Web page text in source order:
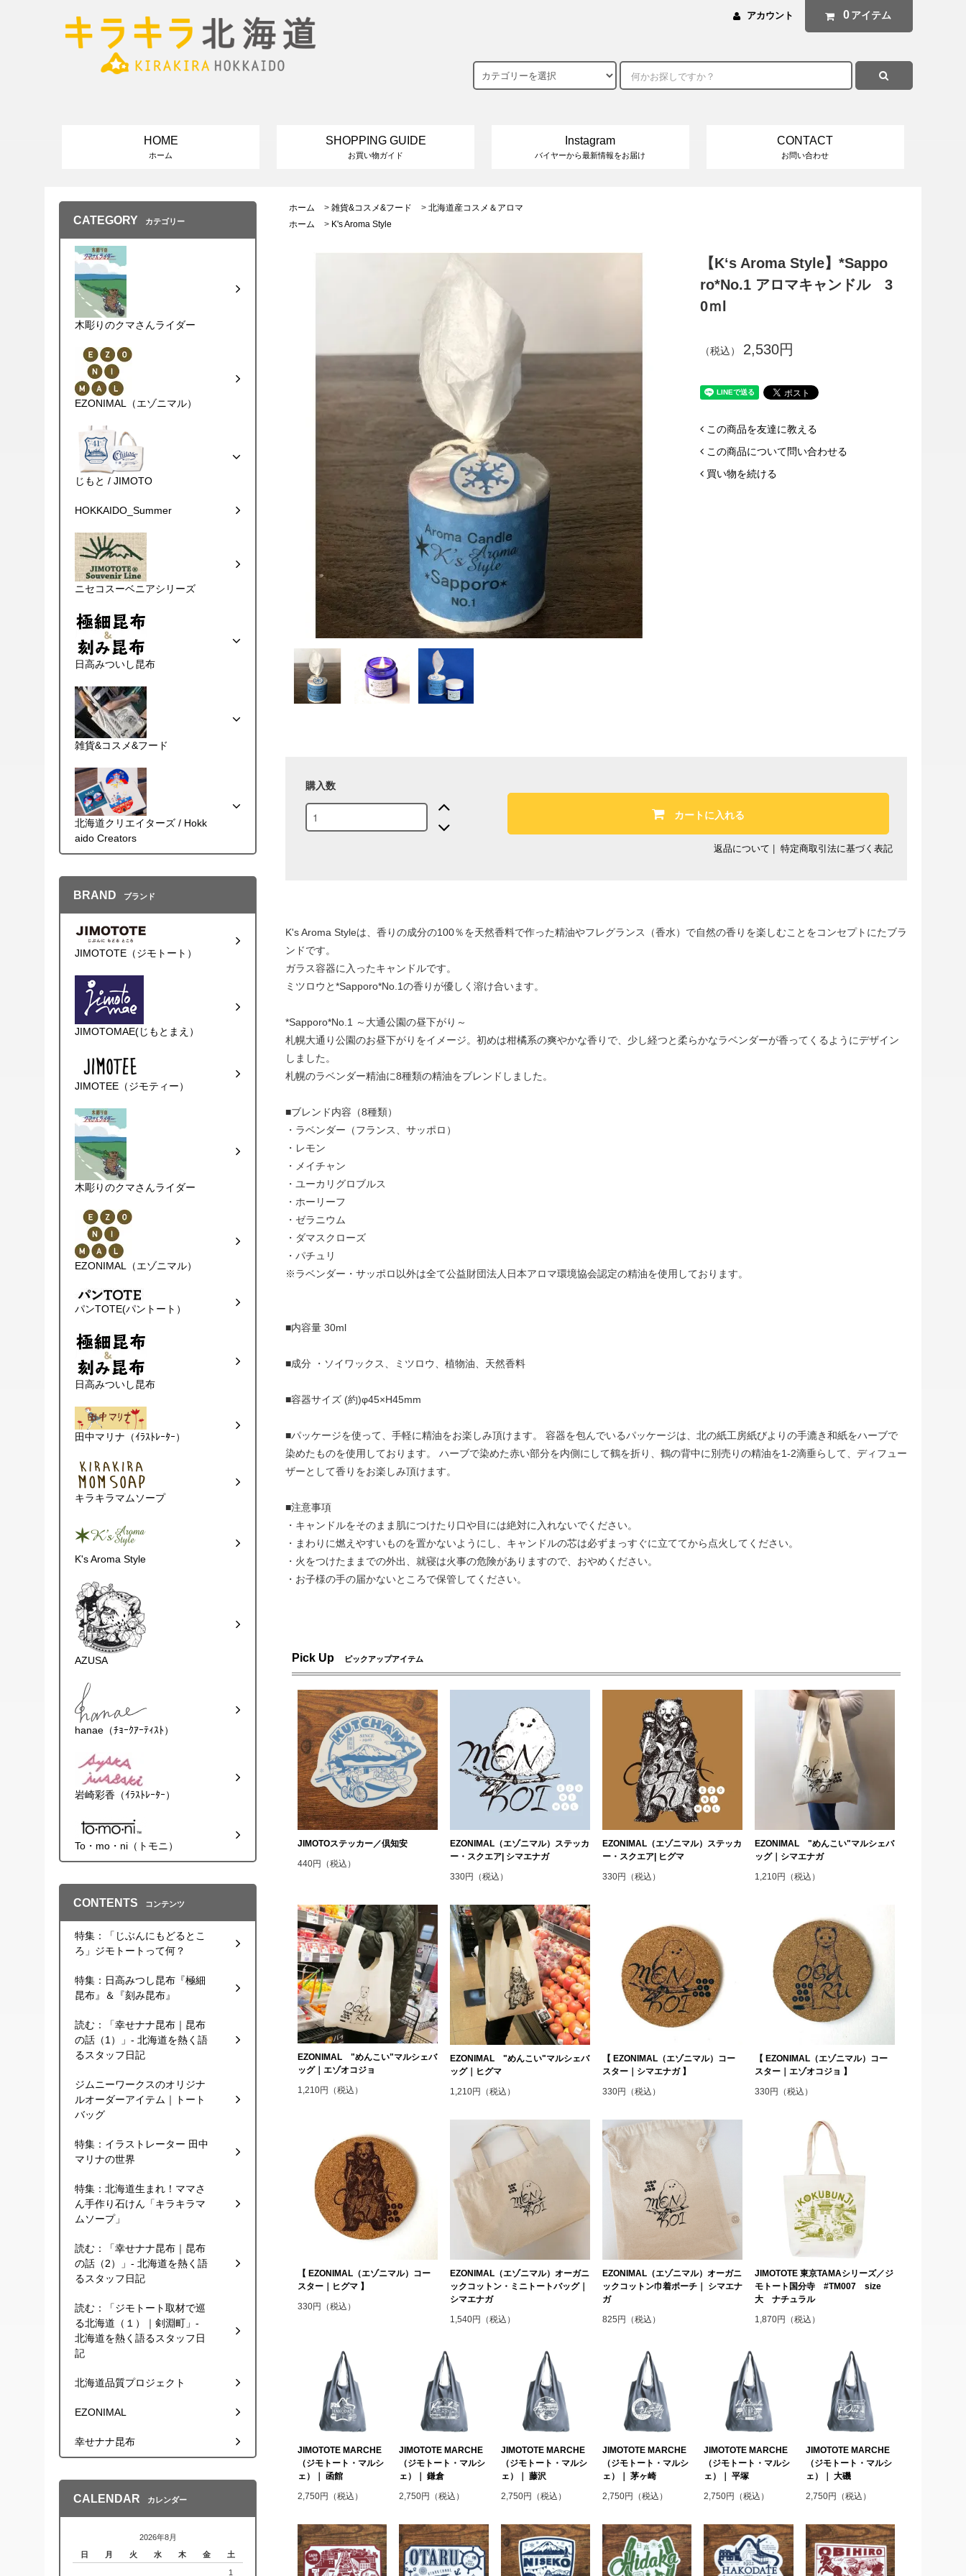
アカウント 0 アイテム
HOME
ホーム
SHOPPING GUIDE
お買い物ガイド
Instagram
バイヤーから最新情報をお届け
CONTACT
お問い合わせ
ホーム > 雑貨&コスメ&フード > 北海道産コスメ＆アロマ
ホーム
> K's Aroma Style
【K‘s Aroma Style】*Sappo
ro*No.1 アロマキャンドル 3
0ｍl
（税込） 2,530円
この商品を友達に教える
この商品について問い合わせる
買い物を続ける
購入数
カートに入れる
返品について | 特定商取引法に基づく表記
K's Aroma Styleは、香りの成分の100％を天然香料で作った精油やフレグランス（香水）で自然の香りを楽しむことをコンセプトにたブラ
ンドです。
ガラス容器に入ったキャンドルです。
ミツロウと*Sapporo*No.1の香りが優しく溶け合います。
*Sapporo*No.1 ～大通公園の昼下がり～
札幌大通り公園のお昼下がりをイメージ。初めは柑橘系の爽やかな香りで、少し経つと柔らかなラベンダーが香ってくるようにデザイン
しました。
札幌のラベンダー精油に8種類の精油をブレンドしました。
■ブレンド内容（8種類）
・ラベンダー（フランス、サッポロ）
・レモン
・メイチャン
・ユーカリグロブルス
・ホーリーフ
・ゼラニウム
・ダマスクローズ
・パチュリ
※ラベンダー・サッポロ以外は全て公益財団法人日本アロマ環境協会認定の精油を使用しております。
■内容量 30ml
■成分 ・ソイワックス、ミツロウ、植物油、天然香料
■容器サイズ (約)φ45×H45mm
■パッケージを使って、手軽に精油をお楽しみ頂けます。 容器を包んでいるパッケージは、北の紙工房紙びよりの手漉き和紙をハーブで
染めたものを使用しております。 ハーブで染めた赤い部分を内側にして鶴を折り、鶴の背中に別売りの精油を1-2滴垂らして、ディフュー
ザーとして香りをお楽しみ頂けます。
■注意事項
・キャンドルをそのまま肌につけたり口や目には絶対に入れないでください。
・まわりに燃えやすいものを置かないようにし、キャンドルの芯は必ずまっすぐに立ててから点火してください。
・火をつけたままでの外出、就寝は火事の危険がありますので、おやめください。
・お子様の手の届かないところで保管してください。
Pick Up ピックアップアイテム
JIMOTOステッカー／倶知安
440円（税込）
EZONIMAL（エゾニマル）ステッカ
ー・スクエア| シマエナガ
330円（税込）
EZONIMAL（エゾニマル）ステッカ
ー・スクエア| ヒグマ
330円（税込）
EZONIMAL "めんこい"マルシェバ
ッグ｜シマエナガ
1,210円（税込）
EZONIMAL "めんこい"マルシェバ
ッグ｜エゾオコジョ
1,210円（税込）
EZONIMAL "めんこい"マルシェバ
ッグ｜ヒグマ
1,210円（税込）
【 EZONIMAL（エゾニマル）コー
スター｜シマエナガ 】
330円（税込）
【 EZONIMAL（エゾニマル）コー
スター｜エゾオコジョ 】
330円（税込）
【 EZONIMAL（エゾニマル）コー
スター｜ヒグマ 】
330円（税込）
EZONIMAL（エゾニマル）オーガニ
ックコットン・ミニトートバッグ｜
シマエナガ
1,540円（税込）
EZONIMAL（エゾニマル）オーガニ
ックコットン巾着ポーチ｜ シマエナ
ガ
825円（税込）
JIMOTOTE 東京TAMAシリーズ／ジ
モトート国分寺 #TM007 size
大 ナチュラル
1,870円（税込）
JIMOTOTE MARCHE
（ジモトート・マルシ
ェ）｜ 函館
2,750円（税込）
JIMOTOTE MARCHE
（ジモトート・マルシ
ェ）｜ 鎌倉
2,750円（税込）
JIMOTOTE MARCHE
（ジモトート・マルシ
ェ）｜ 藤沢
2,750円（税込）
JIMOTOTE MARCHE
（ジモトート・マルシ
ェ）｜ 茅ヶ崎
2,750円（税込）
JIMOTOTE MARCHE
（ジモトート・マルシ
ェ）｜ 平塚
2,750円（税込）
JIMOTOTE MARCHE
（ジモトート・マルシ
ェ）｜ 大磯
2,750円（税込）
CATEGORY カテゴリー
木彫りのクマさんライダー
EZONIMAL（エゾニマル）
じもと / JIMOTO
HOKKAIDO_Summer
ニセコスーベニアシリーズ
日高みついし昆布
雑貨&コスメ&フード
北海道クリエイターズ / Hokk
aido Creators
BRAND ブランド
JIMOTOTE（ジモトート）
JIMOTOMAE(じもとまえ）
JIMOTEE（ジモティー）
木彫りのクマさんライダー
EZONIMAL（エゾニマル）
パンTOTE(パントート）
日高みついし昆布
田中マリナ（ｲﾗｽﾄﾚｰﾀｰ）
キラキラマムソープ
K's Aroma Style
AZUSA
hanae（ﾁｮｰｸｱｰﾃｨｽﾄ）
岩崎彩香（ｲﾗｽﾄﾚｰﾀｰ）
To・mo・ni（トモニ）
CONTENTS コンテンツ
特集：「じぶんにもどるとこ
ろ」ジモトートって何？
特集：日高みつし昆布『極細
昆布』＆『刻み昆布』
読む：「幸せナナ昆布｜昆布
の話（1）」- 北海道を熱く語
るスタッフ日記
ジムニーワークスのオリジナ
ルオーダーアイテム｜トート
バッグ
特集：イラストレーター 田中
マリナの世界
特集：北海道生まれ！ママさ
ん手作り石けん「キラキラマ
ムソープ」
読む：「幸せナナ昆布｜昆布
の話（2）」- 北海道を熱く語
るスタッフ日記
読む：「ジモトート取材で巡
る北海道（１）｜剣淵町」-
北海道を熱く語るスタッフ日
記
北海道品質プロジェクト
EZONIMAL
幸せナナ昆布
CALENDAR カレンダー
2026年8月
日
月 火 水 木 金 土
1